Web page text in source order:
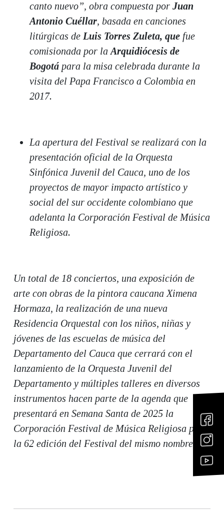
canto nuevo”, obra compuesta por Juan
Antonio Cuéllar, basada en canciones
litúrgicas de Luis Torres Zuleta, que fue
comisionada por la Arquidiócesis de
Bogotá para la misa celebrada durante la
visita del Papa Francisco a Colombia en
2017.
La apertura del Festival se realizará con la
presentación oficial de la Orquesta
Sinfónica Juvenil del Cauca, uno de los
proyectos de mayor impacto artístico y
social del sur occidente colombiano que
adelanta la Corporación Festival de Música
Religiosa.
Un total de 18 conciertos, una exposición de
arte con obras de la pintora caucana Ximena
Hormaza, la realización de una nueva
Residencia Orquestal con los niños, niñas y
jóvenes de las escuelas de música del
Departamento del Cauca que cerrará con el
lanzamiento de la Orquesta Juvenil del
Departamento y múltiples talleres en diversos
instrumentos hacen parte de la agenda que
presentará en Semana Santa de 2025 la
Corporación Festival de Música Religiosa para
la 62 edición del Festival del mismo nombre.